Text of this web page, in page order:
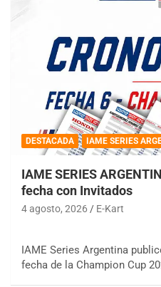
DESTACADA IAME SERIES
IAME SERIES
fecha con Invitados
4 agosto, 2026 E-Kart
IAME Series Argentina
fecha de la Champion Cup